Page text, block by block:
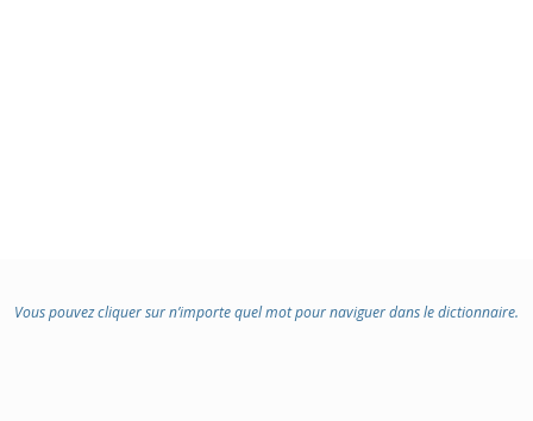
Vous pouvez cliquer sur n’importe quel mot pour naviguer dans le dictionnaire.